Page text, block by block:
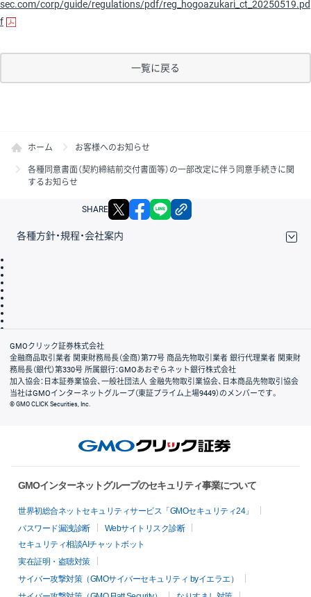
sec.com/corp/guide/regulations/pdf/reg_hogoazukari_ct_20250519.pd
f
一覧に戻る
ホーム お客様へのお知らせ
各種同意書面（契約締結前交付書面等）の一部改定に伴う同意手続きに関
するお知らせ
SHARE X facebook
各種方針・規程・会社案内
会社案内
GMOクリック証券株式会社
金融商品取引業者 関東財務局長（金商）第77号 商品先物取引業者 銀行代理業者 関東財
務局長（銀代）第330号 所属銀行：GMOあおぞらネット銀行株式会社
加入協会：日本証券業協会、一般社団法人 金融先物取引業協会、日本商品先物取引協会
当社はGMOインターネットグループ（東証プライム上場9449）のメンバーです。
© GMO CLICK Securities, Inc.
GMOインターネットグループのセキュリティ事業について
世界初総合ネットセキュリティサービス「GMOセキュリティ24」
パスワード漏洩診断
Webサイトリスク診断
セキュリティ相談AIチャットボット
実在証明・盗聴対策
サイバー攻撃対策（GMOサイバーセキュリティ byイエラエ）